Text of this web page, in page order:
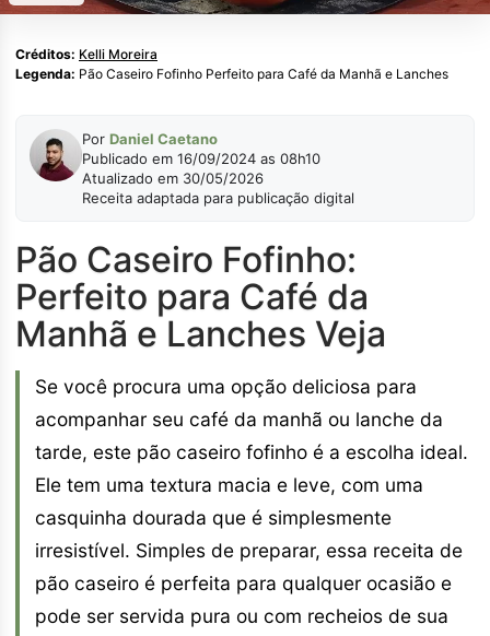
Créditos: Kelli Moreira
Legenda: Pão Caseiro Fofinho Perfeito para Café da Manhã e Lanches
Por Daniel Caetano
Publicado em 16/09/2024 as 08h10
Atualizado em 30/05/2026
Receita adaptada para publicação digital
Pão Caseiro Fofinho:
Perfeito para Café da
Manhã e Lanches Veja
Se você procura uma opção deliciosa para
acompanhar seu café da manhã ou lanche da
tarde, este pão caseiro fofinho é a escolha ideal.
Ele tem uma textura macia e leve, com uma
casquinha dourada que é simplesmente
irresistível. Simples de preparar, essa receita de
pão caseiro é perfeita para qualquer ocasião e
pode ser servida pura ou com recheios de sua